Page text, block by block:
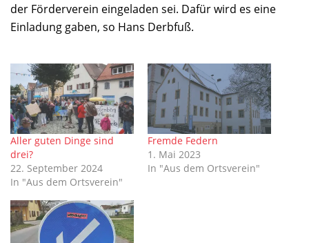
der Förderverein eingeladen sei. Dafür wird es eine
Einladung gaben, so Hans Derbfuß.
Aller guten Dinge sind
drei?
22. September 2024
In "Aus dem Ortsverein"
Fremde Federn
1. Mai 2023
In "Aus dem Ortsverein"